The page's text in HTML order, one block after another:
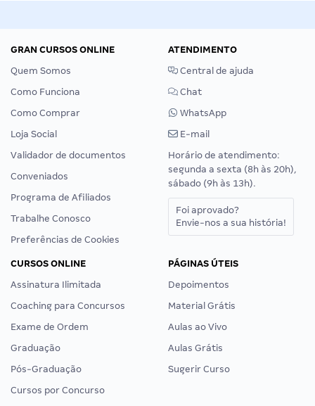
GRAN CURSOS ONLINE
Quem Somos
Como Funciona
Como Comprar
Loja Social
Validador de documentos
Conveniados
Programa de Afiliados
Trabalhe Conosco
Preferências de Cookies
ATENDIMENTO
Central de ajuda
Chat
WhatsApp
E-mail
Horário de atendimento:
segunda a sexta (8h às 20h),
sábado (9h às 13h).
Foi aprovado?
Envie-nos a sua história!
CURSOS ONLINE
Assinatura Ilimitada
Coaching para Concursos
Exame de Ordem
Graduação
Pós-Graduação
Cursos por Concurso
PÁGINAS ÚTEIS
Depoimentos
Material Grátis
Aulas ao Vivo
Aulas Grátis
Sugerir Curso